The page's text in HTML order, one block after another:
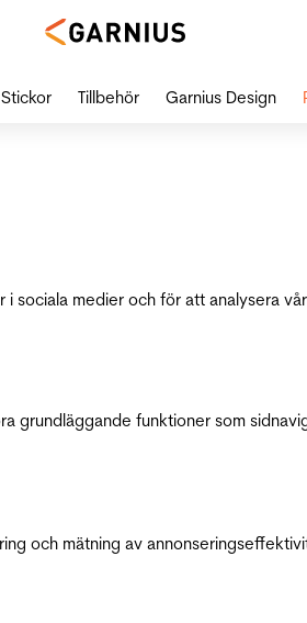
medier och för att analysera
funktioner som
och mätning av
Stickor Tillbehör Garnius Design